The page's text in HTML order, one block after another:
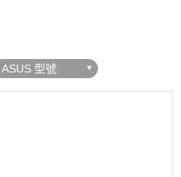
ASUS 型號